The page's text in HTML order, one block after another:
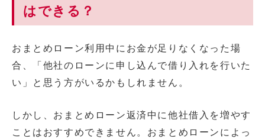
はできる？
おまとめローン利用中にお金が足りなくなった場
合、「他社のローンに申し込んで借り入れを行いた
い」と思う方がいるかもしれません。
しかし、おまとめローン返済中に他社借入を増やす
ことはおすすめできません。おまとめローンによっ